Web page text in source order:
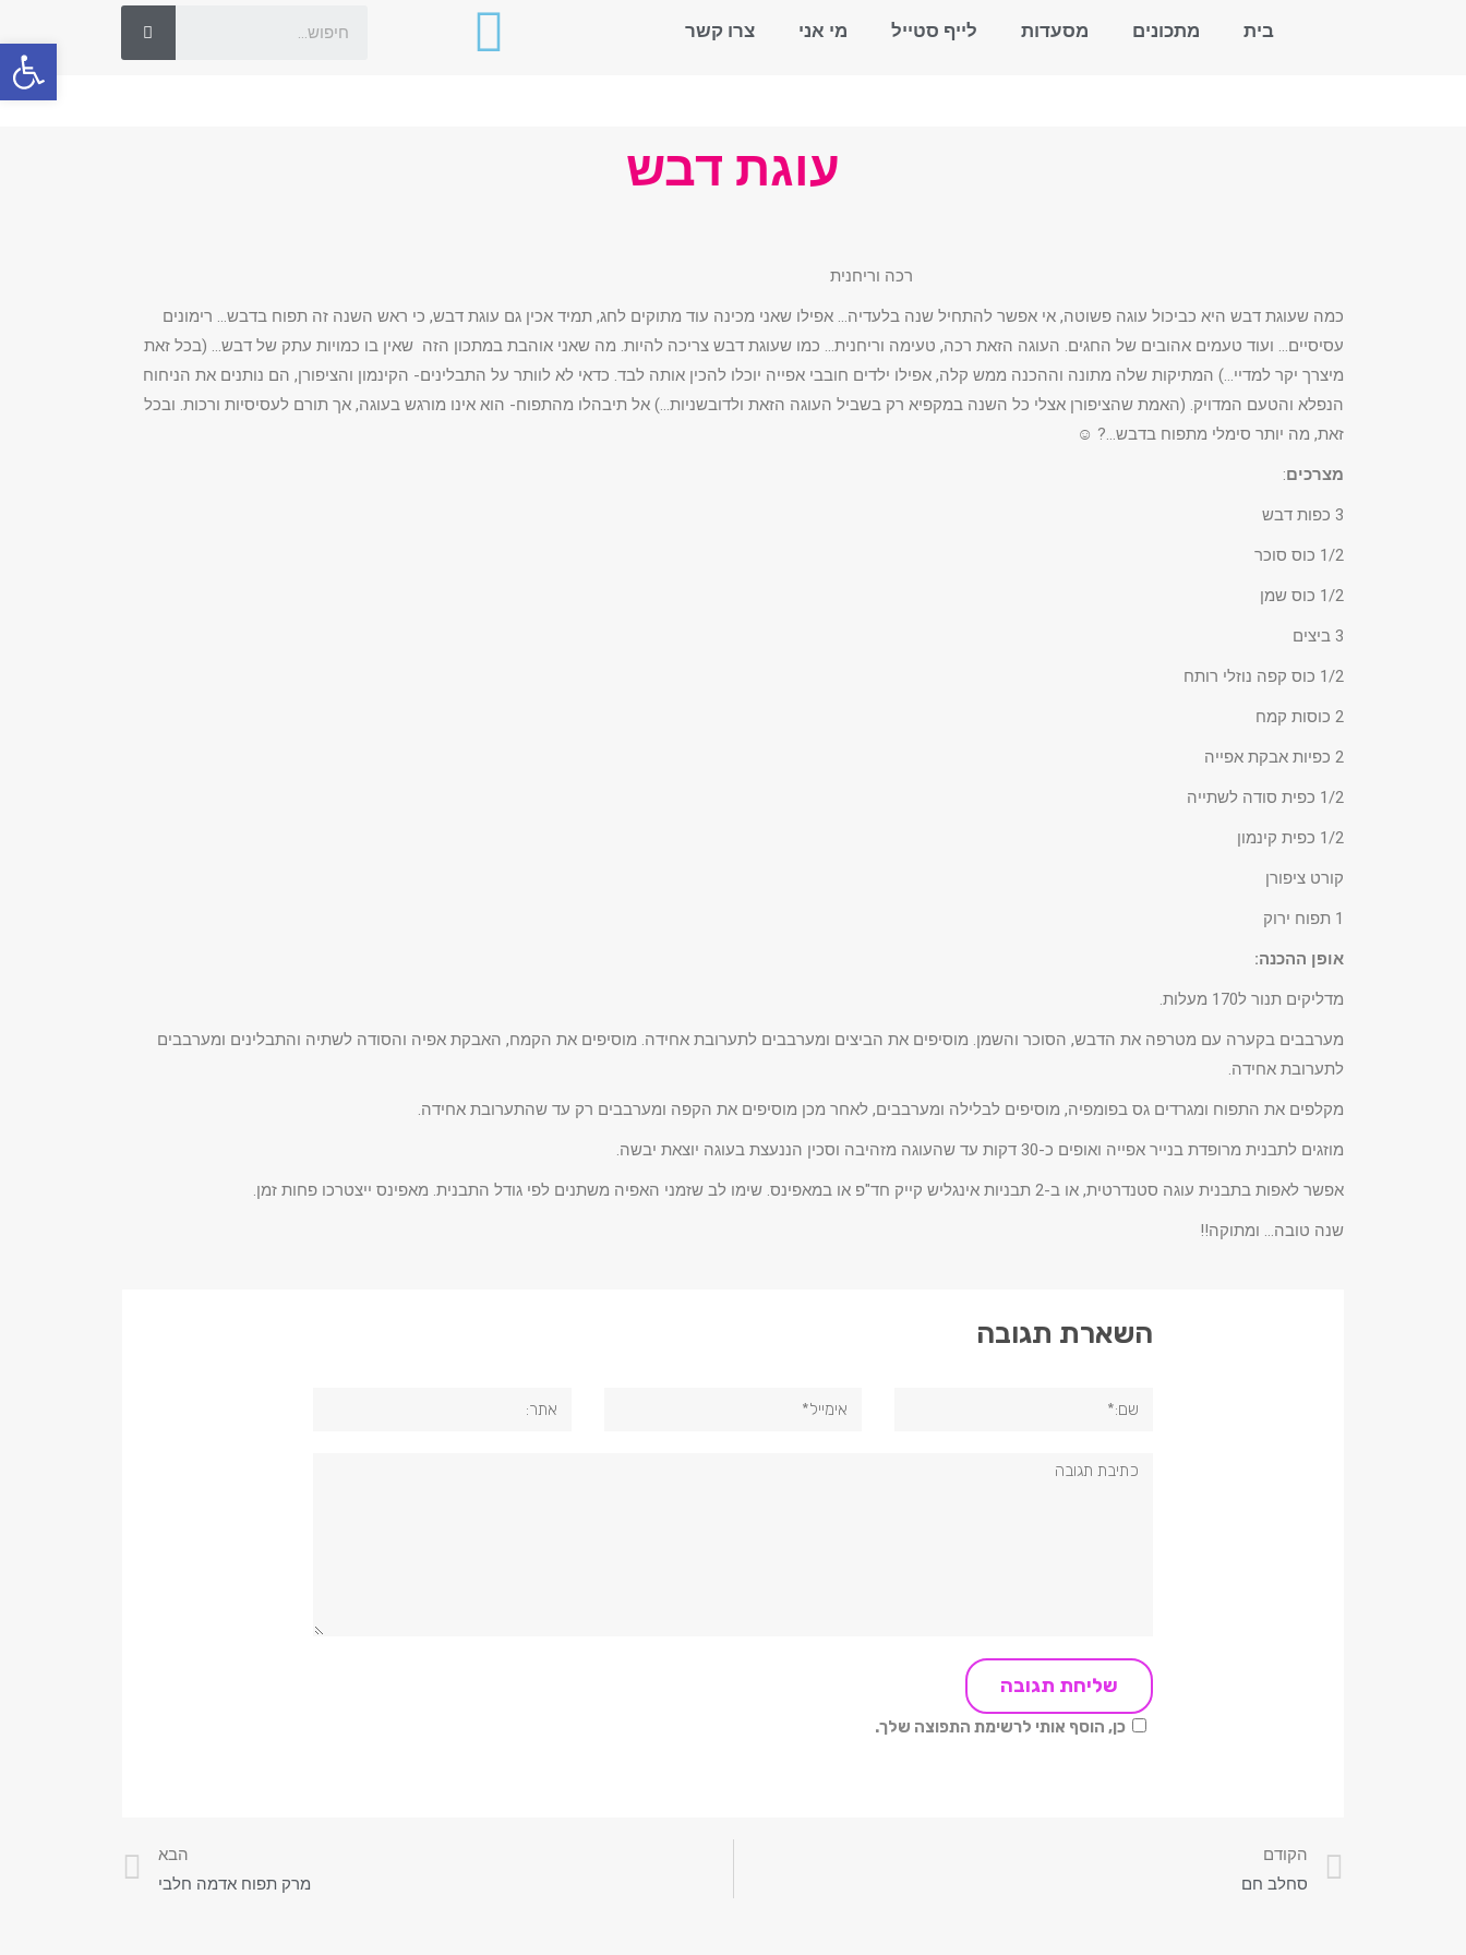
פתח
בית מתכונים מסעדות לייף סטייל מי אני צרו קשר
עוגת דבש
רכה וריחנית
כמה שעוגת דבש היא כביכול עוגה פשוטה, אי אפשר להתחיל שנה בלעדיה… אפילו שאני מכינה עוד מתוקים לחג, תמיד אכין גם עוגת דבש, כי ראש השנה זה תפוח בדבש… רימונים
עסיסיים… ועוד טעמים אהובים של החגים. העוגה הזאת רכה, טעימה וריחנית… כמו שעוגת דבש צריכה להיות. מה שאני אוהבת במתכון הזה שאין בו כמויות עתק של דבש… (בכל זאת
מיצרך יקר למדיי…) המתיקות שלה מתונה וההכנה ממש קלה, אפילו ילדים חובבי אפייה יוכלו להכין אותה לבד. כדאי לא לוותר על התבלינים- הקינמון והציפורן, הם נותנים את הניחוח
הנפלא והטעם המדויק. (האמת שהציפורן אצלי כל השנה במקפיא רק בשביל העוגה הזאת ולדובשניות…) אל תיבהלו מהתפוח- הוא אינו מורגש בעוגה, אך תורם לעסיסיות ורכות. ובכל
זאת, מה יותר סימלי מתפוח בדבש…? ☺
מצרכים:
3 כפות דבש
1/2 כוס סוכר
1/2 כוס שמן
3 ביצים
1/2 כוס קפה נוזלי רותח
2 כוסות קמח
2 כפיות אבקת אפייה
1/2 כפית סודה לשתייה
1/2 כפית קינמון
קורט ציפורן
1 תפוח ירוק
אופן ההכנה:
מדליקים תנור ל170 מעלות.
מערבבים בקערה עם מטרפה את הדבש, הסוכר והשמן. מוסיפים את הביצים ומערבבים לתערובת אחידה. מוסיפים את הקמח, האבקת אפיה והסודה לשתיה והתבלינים ומערבבים
לתערובת אחידה.
מקלפים את התפוח ומגרדים גס בפומפיה, מוסיפים לבלילה ומערבבים, לאחר מכן מוסיפים את הקפה ומערבבים רק עד שהתערובת אחידה.
מוזגים לתבנית מרופדת בנייר אפייה ואופים כ-30 דקות עד שהעוגה מזהיבה וסכין הננעצת בעוגה יוצאת יבשה.
אפשר לאפות בתבנית עוגה סטנדרטית, או ב-2 תבניות אינגליש קייק חד"פ או במאפינס. שימו לב שזמני האפיה משתנים לפי גודל התבנית. מאפינס ייצטרכו פחות זמן.
שנה טובה… ומתוקה!!
השארת תגובה
כן, הוסף אותי לרשימת התפוצה שלך.
הקודם
סחלב חם
הבא
מרק תפוח אדמה חלבי